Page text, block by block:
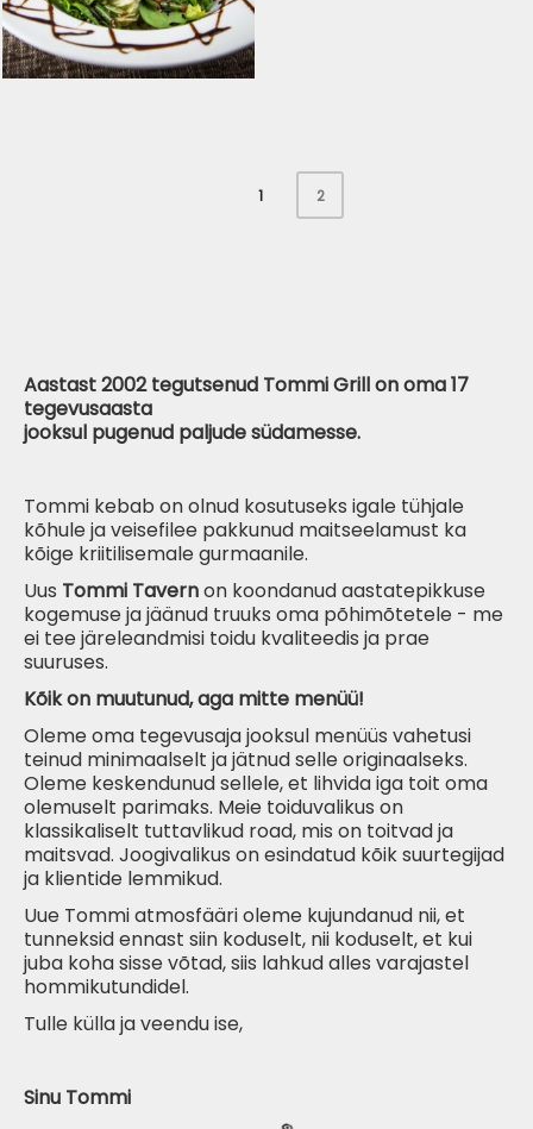
1 2
Aastast 2002 tegutsenud Tommi Grill on oma 17
tegevusaasta
jooksul pugenud paljude südamesse.
Tommi kebab on olnud kosutuseks igale tühjale
kõhule ja veisefilee pakkunud maitseelamust ka
kõige kriitilisemale gurmaanile.
Uus Tommi Tavernon koondanud aastatepikkuse
kogemuse ja jäänud truuks oma põhimõtetele - me
ei tee järeleandmisi toidu kvaliteedis ja prae
suuruses.
Kõik on muutunud, aga mitte menüü!
Oleme oma tegevusaja jooksul menüüs vahetusi
teinud minimaalselt jajätnudselle originaalseks.
Oleme keskendunud sellele, et lihvida iga toit oma
olemuselt parimaks. Meie toiduvalikus on
klassikaliselt tuttavlikud road, mis on toitvad ja
maitsvad. Joogivalikus on esindatud kõik suurtegijad
ja klientide lemmikud.
Uue Tommi atmosfääri oleme kujundanud nii, et
tunneksid ennast siin koduselt, nii koduselt, et kui
juba koha sisse võtad, siis lahkud alles varajastel
hommikutundidel.
Tulle külla ja veendu ise,
Sinu Tommi